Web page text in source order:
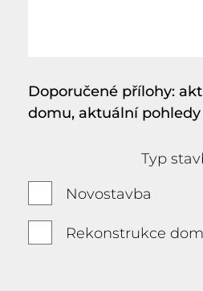
Doporučené přílohy:
domu, aktuální pohledy
Typ
Novostavba
Rekonstrukce